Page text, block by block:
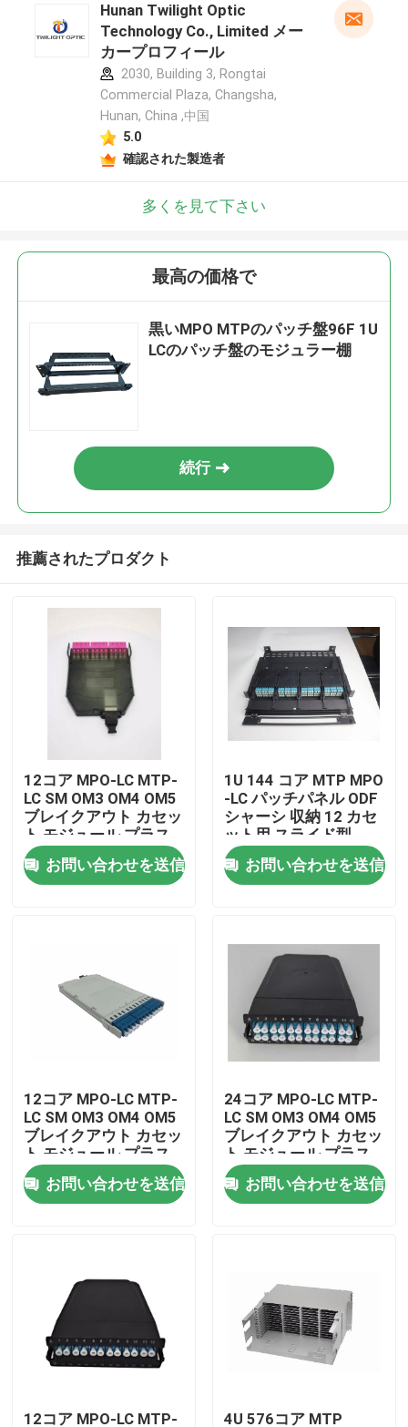
工場 ツアー
品質管理
引金 を 求め て ください
ファイバーオプティックパッチパネルと囲い
繊維パッチ ケーブル
Hunan Twilight Optic
Technology Co., Limited メー
カープロフィール
2030, Building 3, Rongtai
Commercial Plaza, Changsha,
Hunan, China ,中国
5.0
確認された製造者
多くを見て下さい
最高の価格で
黒いMPO MTPのパッチ盤96F 1U
LCのパッチ盤のモジュラー棚
続行
推薦されたプロダクト
12コア MPO-LC MTP-
LC SM OM3 OM4 OM5
ブレイクアウト カセッ
ト モジュール プラス
チック
お問い合わせを送信
1U 144 コア MTP MPO
-LC パッチパネル ODF
シャーシ 収納 12 カセ
ット用 スライド型
お問い合わせを送信
12コア MPO-LC MTP-
LC SM OM3 OM4 OM5
ブレイクアウト カセッ
ト モジュール プラス
チック
お問い合わせを送信
24コア MPO-LC MTP-
LC SM OM3 OM4 OM5
ブレイクアウト カセッ
ト モジュール プラス
チック
お問い合わせを送信
12コア MPO-LC MTP- 4U 576コア MTP